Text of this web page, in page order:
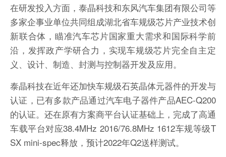
在研发投入方面，泰晶科技和东风汽车集团有限公司等
多家企事业单位共同组成湖北省车规级芯片产业技术创
新联合体，瞄准汽车芯片国家重大需求和国际科学前
沿，发挥政产学研合力，实现车规级芯片完全自主定
义、设计、制造、封测与控制器开发及应用。
泰晶科技在近年还加快车规级石英晶体元器件的开发与
认证，已有多款产品通过汽车电子器件产品AEC-Q200
的认证。还在原有方案商平台认证基础上，完成了高通
车载平台对应38.4MHz 2016/76.8MHz 1612车规等级T
SX mini-spec释放，预计2022年Q2送样测试。